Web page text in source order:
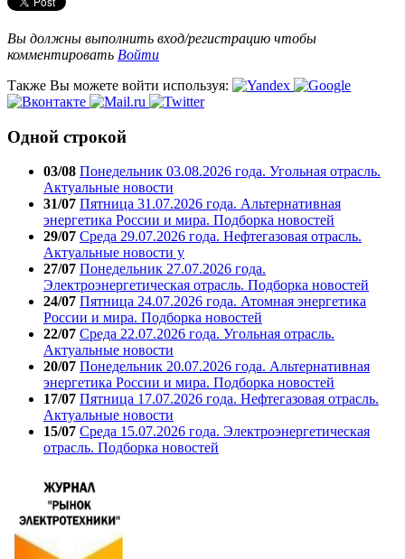
Вы должны выполнить вход/регистрацию чтобы
комментировать Войти
Также Вы можете войти используя:
Одной строкой
03/08 Понедельник 03.08.2026 года. Угольная отрасль.
Актуальные новости
31/07 Пятница 31.07.2026 года. Альтернативная
энергетика России и мира. Подборка новостей
29/07 Среда 29.07.2026 года. Нефтегазовая отрасль.
Актуальные новости у
27/07 Понедельник 27.07.2026 года.
Электроэнергетическая отрасль. Подборка новостей
24/07 Пятница 24.07.2026 года. Атомная энергетика
России и мира. Подборка новостей
22/07 Среда 22.07.2026 года. Угольная отрасль.
Актуальные новости
20/07 Понедельник 20.07.2026 года. Альтернативная
энергетика России и мира. Подборка новостей
17/07 Пятница 17.07.2026 года. Нефтегазовая отрасль.
Актуальные новости
15/07 Среда 15.07.2026 года. Электроэнергетическая
отрасль. Подборка новостей